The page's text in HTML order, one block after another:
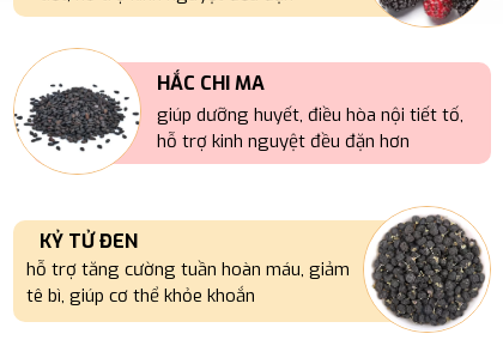
HẮC CHI MA
giúp dưỡng huyết, điều hòa nội tiết tố,
hỗ trợ kinh nguyệt đều đặn hơn
KỶ TỬ ĐEN
hỗ trợ tăng cường tuần hoàn máu, giảm
tê bì, giúp cơ thể khỏe khoắn